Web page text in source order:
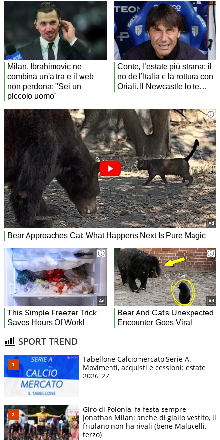
SPORT TREND
Tabellone Calciomercato Serie A.
Movimenti, acquisti e cessioni: estate
2026-27
Giro di Polonia, fa festa sempre
Jonathan Milan: anche di giallo vestito, il
friulano non ha rivali (bene Malucelli,
terzo)